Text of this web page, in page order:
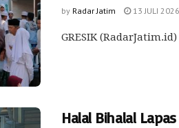
by Radar Jatim 13 JULI 2026
GRESIK
Halal Bihalal